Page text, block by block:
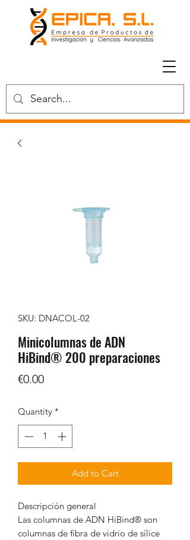
SKU: DNACOL-02
Minicolumnas de ADN
HiBind® 200 preparaciones
€0.00Price
Quantity *
Add to Cart
Descripción general
Las columnas de ADN HiBind® son
columnas de fibra de vidrio de sílice